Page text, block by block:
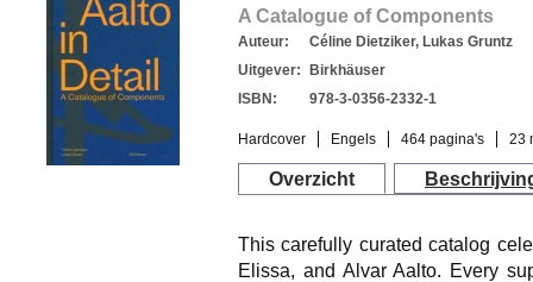
A Catalogue of Components
Auteur:
Céline Dietziker, Lukas Gruntz
Uitgever:
Birkhäuser
ISBN:
978-3-0356-2332-1
Hardcover Engels 464 pagina's 23
Overzicht
This carefully curated catalog
Elissa, and Alvar Aalto. Every